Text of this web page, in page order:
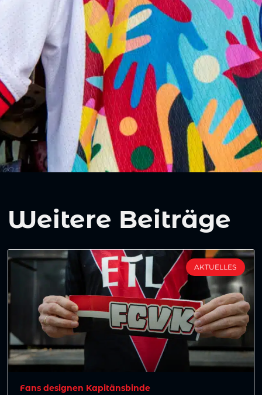
Weitere Beiträge
AKTUELLES
Fans designen Kapitänsbinde